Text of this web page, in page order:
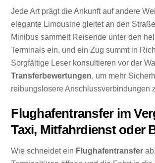
Jede Art prägt die Ankunft auf andere
elegante Limousine gleitet an den
Minibus sammelt Reisende unter den
Terminals ein, und ein Zug summt in
Sorgfältige Leser konsultieren vor der
Transferbewertungen, um mehr
reibungslosere Anschlussverbindungen
Flughafentransfer im
Taxi, Mitfahrdienst oder
Wie schneidet ein Flughafentransfer